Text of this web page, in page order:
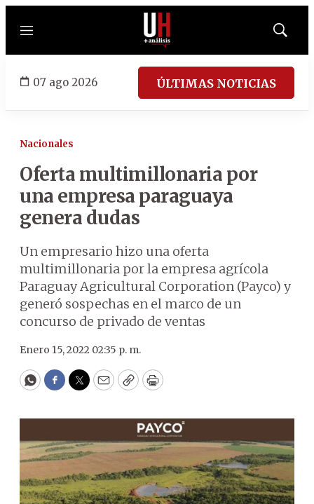
Menú
Mostrar
07 ago 2026 ÚLTIMAS NOTICIAS
Nacionales
Oferta multimillonaria por
una empresa paraguaya
genera dudas
Un empresario hizo una oferta
multimillonaria por la empresa agrícola
Paraguay Agricultural Corporation (Payco) y
generó sospechas en el marco de un
concurso de privado de ventas
Enero 15, 2022 02:35 p. m.
WhatsApp
Facebook
Twitter
EmailCopyPrint